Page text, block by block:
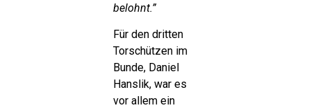
belohnt.”
Für den dritten
Torschützen im
Bunde, Daniel
Hanslik, war es
vor allem ein